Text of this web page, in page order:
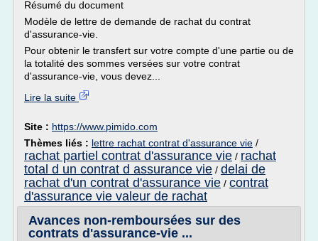
Résumé du document
Modèle de lettre de demande de rachat du contrat
d'assurance-vie.
Pour obtenir le transfert sur votre compte d'une partie ou de
la totalité des sommes versées sur votre contrat
d'assurance-vie, vous devez...
Lire la suite
Site : https://www.pimido.com
Thèmes liés : lettre rachat contrat d'assurance vie /
rachat partiel contrat d'assurance vie / rachat
total d un contrat d assurance vie / delai de
rachat d'un contrat d'assurance vie / contrat
d'assurance vie valeur de rachat
Avances non-remboursées sur des
contrats d'assurance-vie ...